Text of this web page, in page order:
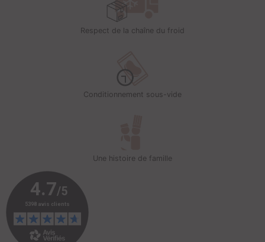
Respect de la chaîne du froid
Conditionnement sous-vide
Une histoire de famille